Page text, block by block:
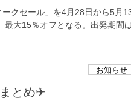
クセール」を4月28日から5月
最大15％オフとなる。出発期間
お知らせ
とめ✈